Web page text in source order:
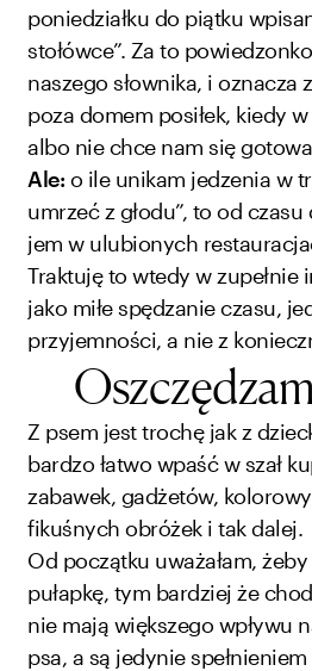
poniedziałku do piątku
stołówce”. Za to
naszego słownika, i oznacza
poza domem posiłek, kiedy
albo nie chce nam się
Ale: o ile unikam jedzenia w
umrzeć z głodu”, to od
jem w ulubionych
Traktuję to wtedy w zupełnie
jako miłe spędzanie czasu,
przyjemności, a nie z
Z psem jest trochę jak z
bardzo łatwo wpaść w szał
zabawek, gadżetów,
fikuśnych obróżek i tak dalej.
Od początku uważałam,
pułapkę, tym bardziej że
nie mają większego wpływu
psa, a są jedynie